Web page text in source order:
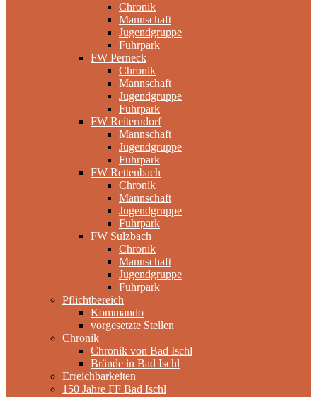
Chronik
Mannschaft
Jugendgruppe
Fuhrpark
FW Perneck
Chronik
Mannschaft
Jugendgruppe
Fuhrpark
FW Reiterndorf
Mannschaft
Jugendgruppe
Fuhrpark
FW Rettenbach
Chronik
Mannschaft
Jugendgruppe
Fuhrpark
FW Sulzbach
Chronik
Mannschaft
Jugendgruppe
Fuhrpark
Pflichtbereich
Kommando
vorgesetzte Stellen
Chronik
Chronik von Bad Ischl
Brände in Bad Ischl
Erreichbarkeiten
150 Jahre FF Bad Ischl